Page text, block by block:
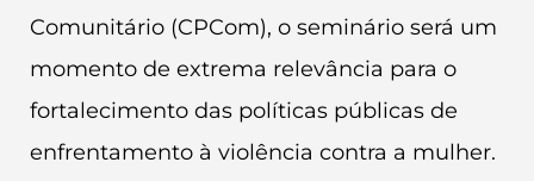
Comunitário (CPCom), o seminário será um
momento de extrema relevância para o
fortalecimento das políticas públicas de
enfrentamento à violência contra a mulher.